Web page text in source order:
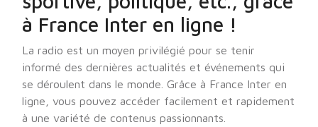
à France Inter en ligne !
La radio est un moyen privilégié pour se tenir
informé des dernières actualités et événements qui
se déroulent dans le monde. Grâce à France Inter en
ligne, vous pouvez accéder facilement et rapidement
à une variété de contenus passionnants.